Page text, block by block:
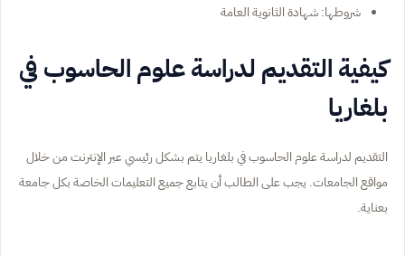
شروطها: شهادة الثانوية العامة
كيفية التقديم لدراسة علوم الحاسوب في
بلغاريا
التقديم لدراسة علوم الحاسوب في بلغاريا يتم بشكل رئيسي عبر الإنترنت من خلال
مواقع الجامعات. يجب على الطالب أن يتابع جميع التعليمات الخاصة بكل جامعة
بعناية.